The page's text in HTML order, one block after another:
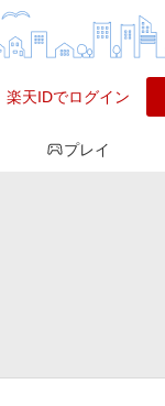
楽天IDでログイン
プレイ